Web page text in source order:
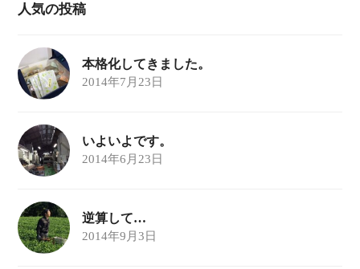
人気の投稿
本格化してきました。
2014年7月23日
いよいよです。
2014年6月23日
逆算して…
2014年9月3日